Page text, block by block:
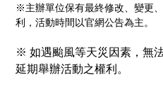
※主辦單位保有最終修改、變更
利，活動時間以官網公告為主。
※ 如遇颱風等天災因素，無
延期舉辦活動之權利。